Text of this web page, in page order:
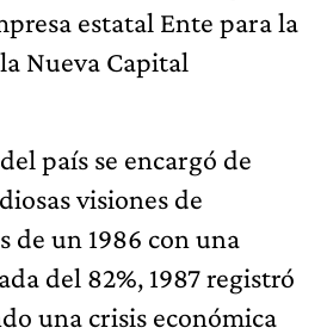
estatal Ente para la
Nueva Capital
país se encargó de
visiones de
de un 1986 con una
del 82%, 1987 registró
una crisis económica